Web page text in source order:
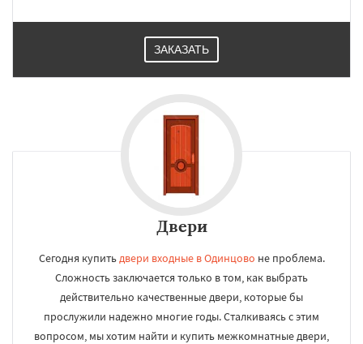
ЗАКАЗАТЬ
Двери
Сегодня купитьдвери входные в Одинцово не проблема.
Сложность заключается только в том, как выбрать
действительно качественные двери, которые бы
прослужили надежно многие годы. Сталкиваясь с этим
вопросом, мы хотим найти и купить межкомнатные двери,